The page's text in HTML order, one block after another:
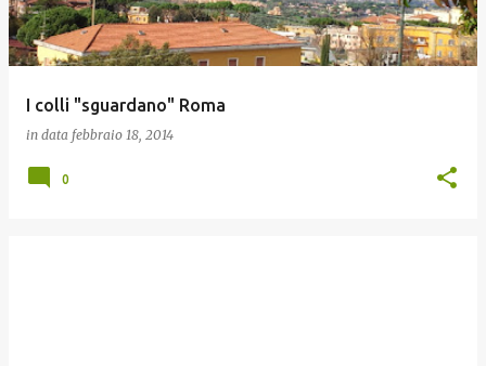
I colli "sguardano" Roma
in data febbraio 18, 2014
0